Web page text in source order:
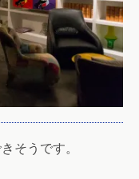
そうです。